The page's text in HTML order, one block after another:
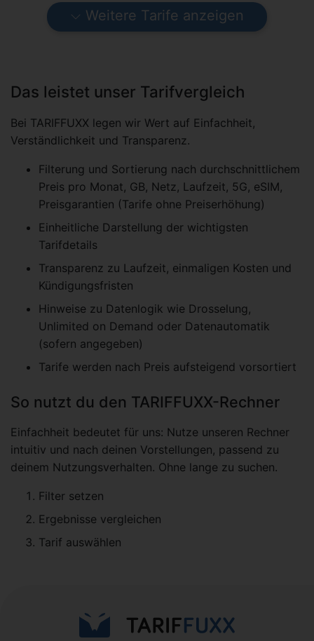
Weitere Tarife anzeigen
Das leistet unser Tarifvergleich
Bei TARIFFUXX legen wir Wert auf Einfachheit,
Verständlichkeit und Transparenz.
Filterung und Sortierung nach durchschnittlichem
Preis pro Monat, GB, Netz, Laufzeit, 5G, eSIM,
Preisgarantien (Tarife ohne Preiserhöhung)
Einheitliche Darstellung der wichtigsten
Tarifdetails
Transparenz zu Laufzeit, einmaligen Kosten und
Kündigungsfristen
Hinweise zu Datenlogik wie Drosselung,
Unlimited on Demand oder Datenautomatik
(sofern angegeben)
Tarife werden nach Preis aufsteigend vorsortiert
So nutzt du den TARIFFUXX-Rechner
Einfachheit bedeutet für uns: Nutze unseren Rechner
intuitiv und nach deinen Vorstellungen, passend zu
deinem Nutzungsverhalten. Ohne lange zu suchen.
Filter setzen
Ergebnisse vergleichen
Tarif auswählen